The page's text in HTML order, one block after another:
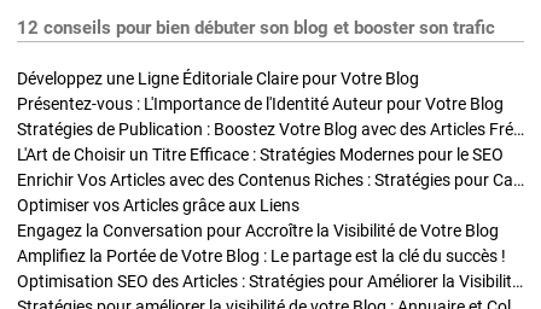
12 conseils pour bien débuter son blog et booster son trafic
Développez une Ligne Éditoriale Claire pour Votre Blog
Présentez-vous : L'Importance de l'Identité Auteur pour Votre Blog
Stratégies de Publication : Boostez Votre Blog avec des Articles Fréquents et Exclusifs
L'Art de Choisir un Titre Efficace : Stratégies Modernes pour le SEO
Enrichir Vos Articles avec des Contenus Riches : Stratégies pour Captiver et Optimiser
Optimiser vos Articles grâce aux Liens
Engagez la Conversation pour Accroître la Visibilité de Votre Blog
Amplifiez la Portée de Votre Blog : Le partage est la clé du succès !
Optimisation SEO des Articles : Stratégies pour Améliorer la Visibilité de Votre Blog